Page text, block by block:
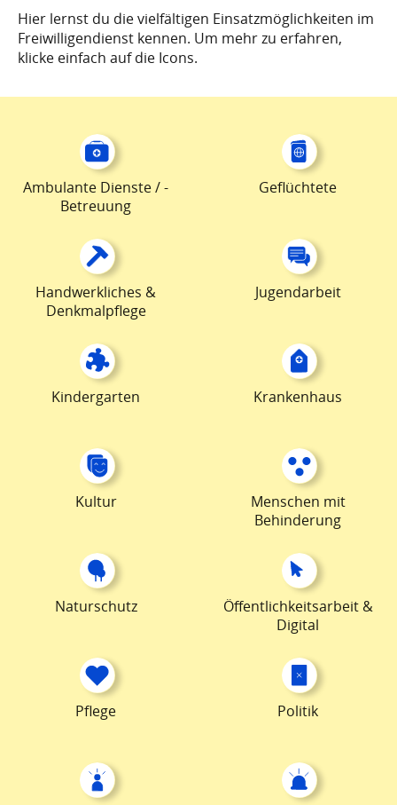
Hier lernst du die vielfältigen Einsatzmöglichkeiten im
Freiwilligendienst kennen. Um mehr zu erfahren,
klicke einfach auf die Icons.
Ambulante Dienste / -
Betreuung
Geflüchtete
Handwerkliches &
Denkmalpflege
Jugendarbeit
Kindergarten Krankenhaus
Kultur
Menschen mit
Behinderung
Naturschutz
Öffentlichkeitsarbeit &
Digital
Pflege Politik